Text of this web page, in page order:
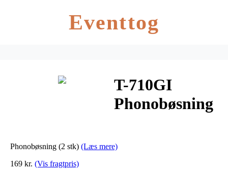
Eventtog
T-710GI
Phonobøsning
Phonobøsning (2 stk) (Læs mere)
169 kr. (Vis fragtpris)